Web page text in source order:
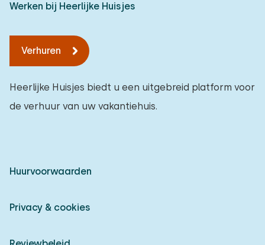
Werken bij Heerlijke Huisjes
Verhuren
Heerlijke Huisjes biedt u een uitgebreid platform voor
de verhuur van uw vakantiehuis.
Huurvoorwaarden
Privacy & cookies